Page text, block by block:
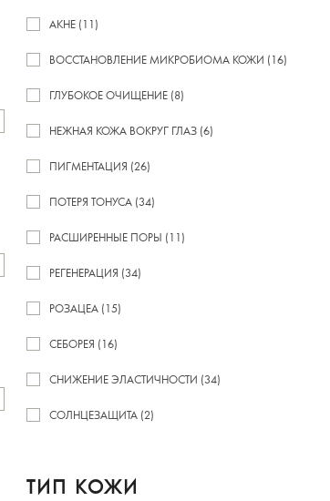
АКНЕ (11)
ВОССТАНОВЛЕНИЕ МИКРОБИОМА КОЖИ (16)
ГЛУБОКОЕ ОЧИЩЕНИЕ (8)
НЕЖНАЯ КОЖА ВОКРУГ ГЛАЗ (6)
ПИГМЕНТАЦИЯ (26)
ПОТЕРЯ ТОНУСА (34)
РАСШИРЕННЫЕ ПОРЫ (11)
РЕГЕНЕРАЦИЯ (34)
РОЗАЦЕА (15)
СЕБОРЕЯ (16)
СНИЖЕНИЕ ЭЛАСТИЧНОСТИ (34)
СОЛНЦЕЗАЩИТА (2)
ТИП КОЖИ